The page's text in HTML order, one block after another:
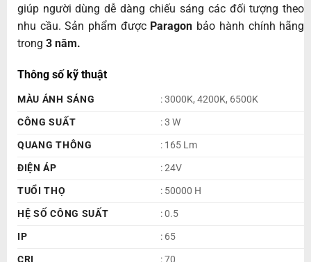
giúp người dùng dễ dàng chiếu sáng các đối tượng theo
nhu cầu. Sản phẩm được Paragon bảo hành chính hãng
trong 3 năm.
Thông số kỹ thuật
MÀU ÁNH SÁNG
: 3000K, 4200K, 6500K
CÔNG SUẤT
: 3 W
QUANG THÔNG
: 165 Lm
ĐIỆN ÁP
: 24V
TUỔI THỌ
: 50000 H
HỆ SỐ CÔNG SUẤT
: 0.5
IP
: 65